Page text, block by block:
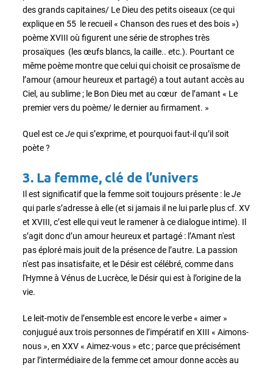
des grands capitaines/ Le Dieu des petits oiseaux (ce qui
explique en 55 le recueil « Chanson des rues et des bois »)
poème XVIII où figurent une série de strophes très
prosaïques (les œufs blancs, la caille.. etc.). Pourtant ce
même poème montre que celui qui choisit ce prosaïsme de
l’amour (amour heureux et partagé) a tout autant accès au
Ciel, au sublime ; le Bon Dieu met au cœur de l’amant « Le
premier vers du poème/ le dernier au firmament. »
Quel est ceJequi s’exprime, et pourquoi faut-il qu’il soit
poète ?
3. La femme, clé de l’univers
Il est significatif que la femme soit toujours présente : leJe
qui parle s’adresse à elle (et si jamais il ne lui parle plus cf. XV
et XVIII, c’est elle qui veut le ramener à ce dialogue intime). Il
s’agit donc d’un amour heureux et partagé : l’Amant n'est
pas éploré mais jouit de la présence de l’autre. La passion
n'est pas insatisfaite, et le Désir est célébré, comme dans
l'Hymne à Vénus de Lucrèce, le Désir qui est à l’origine de la
vie.
Le leit-motiv de l’ensemble est encore le verbe « aimer »
conjugué aux trois personnes de l’impératif en XIII « Aimons-
nous », en XXV « Aimez-vous » etc ; parce que précisément
par l’intermédiaire de la femme cet amour donne accès au